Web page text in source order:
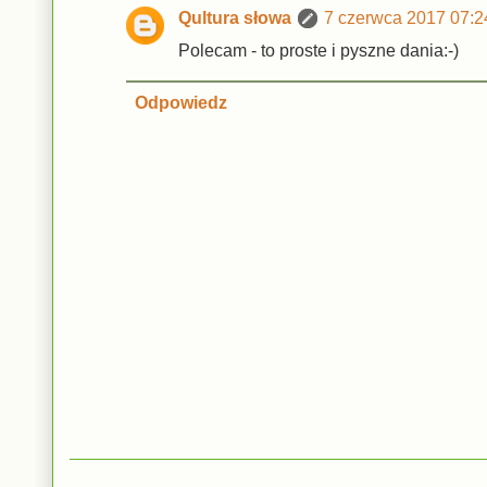
Qultura słowa
7 czerwca 2017
Polecam - to proste i pyszne dania:-)
Odpowiedz